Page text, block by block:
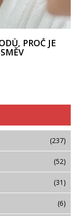
PROČ JE
(237)
(52)
(31)
(6)